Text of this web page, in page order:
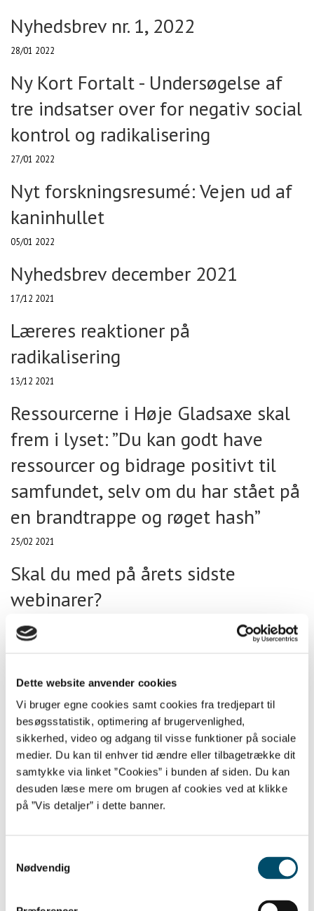
Dette website anvender cookies
Vi bruger egne cookies samt cookies fra tredjepart til
besøgsstatistik, optimering af brugervenlighed,
sikkerhed, video og adgang til visse funktioner på sociale
medier. Du kan til enhver tid ændre eller tilbagetrække dit
samtykke via linket ”Cookies” i bunden af siden. Du kan
desuden læse mere om brugen af cookies ved at klikke
på ”Vis detaljer” i dette banner.
Nødvendig
Nyhedsbrev nr. 1, 2022
28/01 2022
Ny Kort Fortalt - Undersøgelse af
tre indsatser over for negativ social
kontrol og radikalisering
27/01 2022
Nyt forskningsresumé: Vejen ud af
kaninhullet
05/01 2022
Nyhedsbrev december 2021
17/12 2021
Læreres reaktioner på
radikalisering
13/12 2021
Ressourcerne i Høje Gladsaxe skal
frem i lyset: ”Du kan godt have
ressourcer og bidrage positivt til
samfundet, selv om du har stået på
en brandtrappe og røget hash”
25/02 2021
Skal du med på årets sidste
webinarer?
12/11 2020
online blandt børn og unge: ”Det
har slået mig, hvor lidt vi faktisk
ved”
24/09 2020
Uddannelse: Bliv klogere på børn
og unges online-liv på kanten
Ny chance: Kom til webinar om